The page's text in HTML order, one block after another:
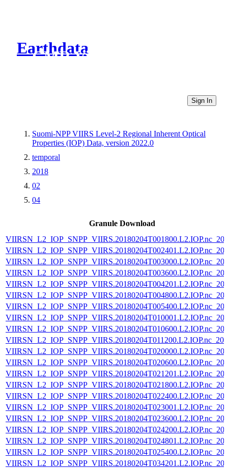
Earthdata
CMR Virtual Directories
Sign In
Suomi-NPP VIIRS Level-2 Regional Inherent Optical
Properties (IOP) Data, version 2022.0
temporal
2018
02
04
Granule Download